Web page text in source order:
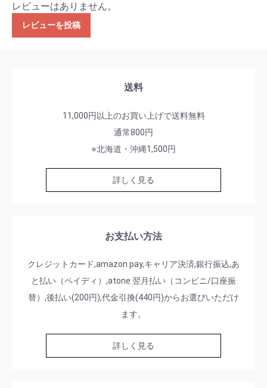
レビューはありません。
レビューを投稿
送料
11,000円以上のお買い上げで送料無料
通常800円
※北海道・沖縄1,500円
詳しく見る
お支払い方法
クレジットカード,amazon pay,キャリア決済,銀行振込,あ
と払い（ペイディ）,atone 翌月払い（コンビニ/口座振
替）,後払い(200円),代金引換(440円)からお選びいただけ
ます。
詳しく見る